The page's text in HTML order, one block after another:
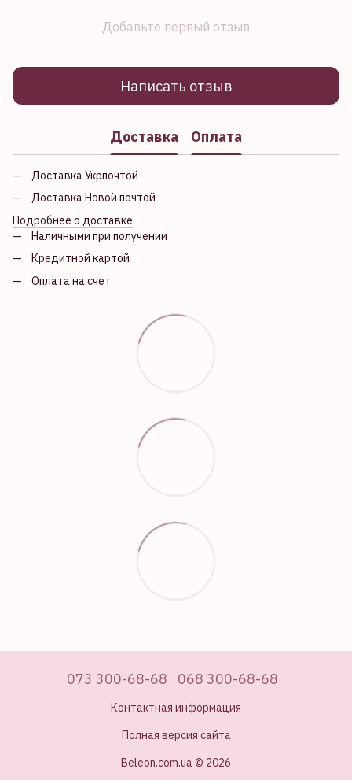
Добавьте первый отзыв
Написать отзыв
Доставка Оплата
Доставка Укрпочтой
Доставка Новой почтой
Подробнее о доставке
Наличными при получении
Кредитной картой
Оплата на счет
073 300-68-68 068 300-68-68
Контактная информация
Полная версия сайта
Beleon.com.ua © 2026